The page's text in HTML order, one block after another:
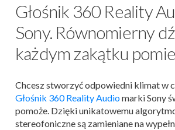
Głośnik 360 Reality
Sony. Równomierny
każdym zakątku
Chcesz stworzyć odpowiedni klimat w
Głośnik 360 Reality Audiomarki Sony
pomoże. Dzięki unikatowemu
stereofoniczne są zamieniane na